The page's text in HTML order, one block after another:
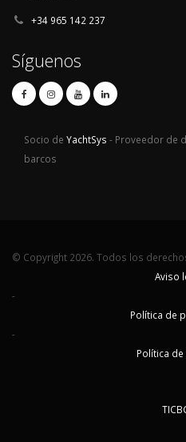
+34 965 142 237
Síguenos
Socio de YachtSys - Proveedor de
barcos
© Copyright 2026. Todos los
Aviso
-
Política de
-
Política